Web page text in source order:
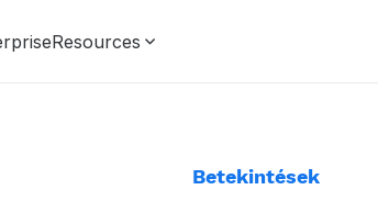
Resources
Betekintések